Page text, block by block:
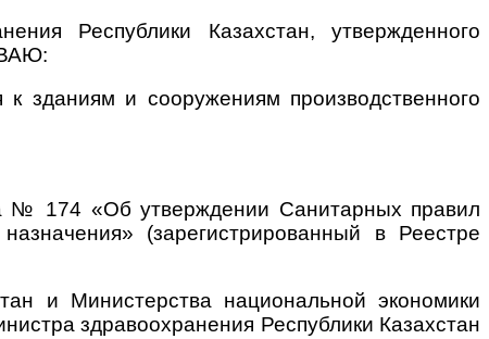
Республики Казахстан, утвержденного
зданиям и сооружениям производственного
№ 174 «Об утверждении Санитарных правил
(зарегистрированный в Реестре
и Министерства национальной экономики
здравоохранения Республики Казахстан